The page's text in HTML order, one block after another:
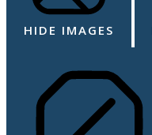
HIDE IMAGES